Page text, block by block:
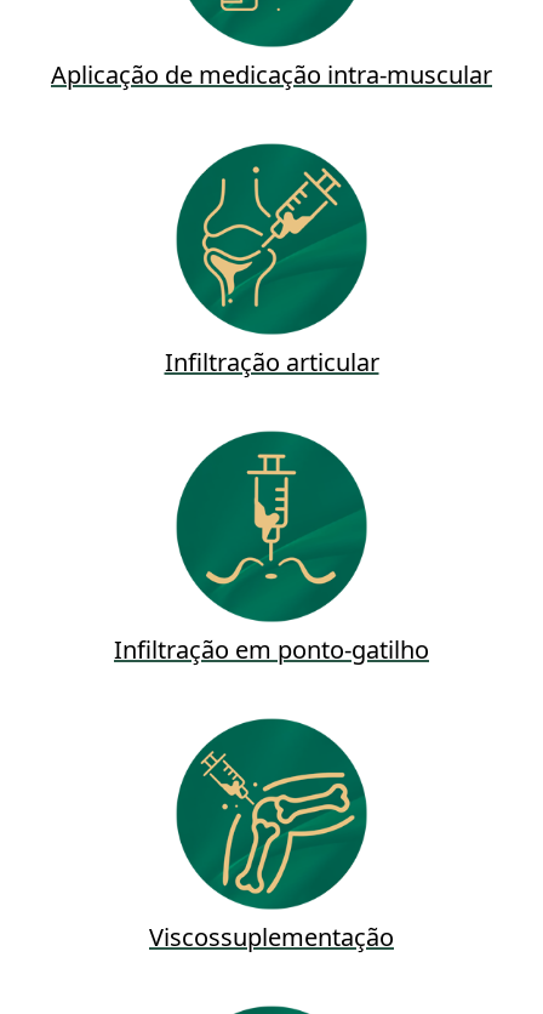
Aplicação de medicação intra-muscular
Infiltração articular
Infiltração em ponto-gatilho
Viscossuplementação